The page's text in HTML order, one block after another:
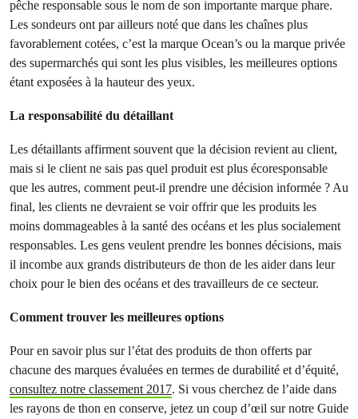
pêche responsable sous le nom de son importante marque phare.
Les sondeurs ont par ailleurs noté que dans les chaînes plus
favorablement cotées, c’est la marque Ocean’s ou la marque privée
des supermarchés qui sont les plus visibles, les meilleures options
étant exposées à la hauteur des yeux.
La responsabilité du détaillant
Les détaillants affirment souvent que la décision revient au client,
mais si le client ne sais pas quel produit est plus écoresponsable
que les autres, comment peut-il prendre une décision informée ? Au
final, les clients ne devraient se voir offrir que les produits les
moins dommageables à la santé des océans et les plus socialement
responsables. Les gens veulent prendre les bonnes décisions, mais
il incombe aux grands distributeurs de thon de les aider dans leur
choix pour le bien des océans et des travailleurs de ce secteur.
Comment trouver les meilleures options
Pour en savoir plus sur l’état des produits de thon offerts par
chacune des marques évaluées en termes de durabilité et d’équité,
consultez notre classement 2017. Si vous cherchez de l’aide dans
les rayons de thon en conserve, jetez un coup d’œil sur notre Guide